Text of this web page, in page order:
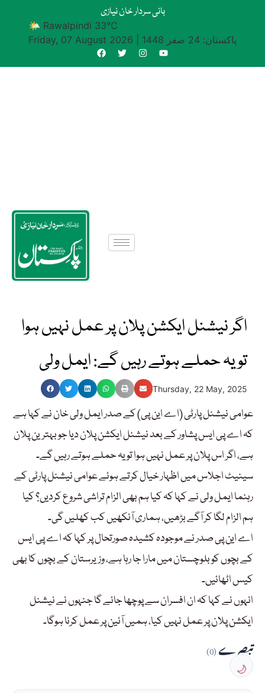
بانی سردار خان نیازی
🌤 Rawalpindi 33°C
Friday, 07 August 2026
پاکستان: 24 صفر 1448
اگر نیشنل ایکشن پلان پر عمل نہیں ہوا
تو یہ حملے ہوتے رہیں گے: ایمل ولی
Thursday, 22 May, 2025
عوامی نیشنل پارٹی (اے این پی) کے صدر ایمل ولی خان نے کہا ہے
کہ اے پی ایس پشاور کے بعد نیشنل ایکشن پلان دیا جو بہترین پلان
ہے، اگر اس پلان پر عمل نہیں ہوا تو یہ حملے ہوتے رہیں گے۔
سینیٹ اجلاس میں اظہار خیال کرتے ہوئے عوامی نیشنل پارٹی کے
رہنما ایمل ولی نے کہا کہ کیا ہم بھی الزام تراشی شروع کردیں؟ کیا
ہم الزام لگا کر آگے بڑھیں، ہماری آنکھیں کب کھلیں گی۔
اے این پی صدر نے موجودہ کشیدہ صورتحال پر کہا کہ اے پی ایس
کے بچوں کو بلوچستان میں مارا جا رہا ہے، وزیرستان کے بچوں کا بھی
کیس اٹھائیں۔
انہوں نے کہا کہ ان افسران سے پوچھا جائے گا جنہوں نے نیشنل
ایکشن پلان پر عمل نہیں کیا، ہمیں آئین پر عمل کرنا ہوگا۔
تبصرے(0)
🌙